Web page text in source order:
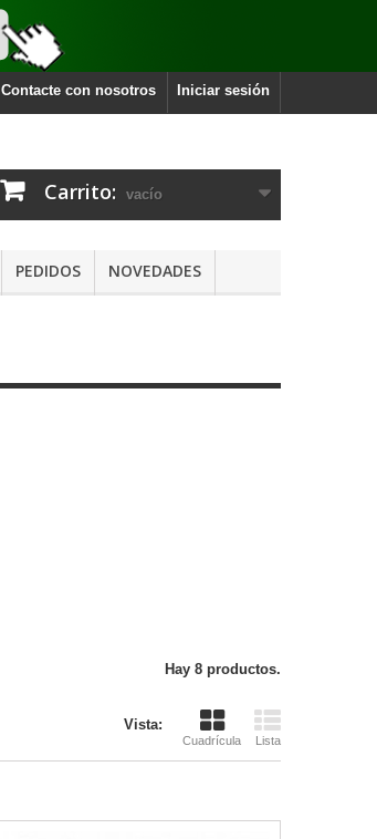
Iniciar sesión
Contacte con nosotros
Carrito: vacío
PEDIDOS NOVEDADES
Hay 8 productos.
Vista:
Cuadrícula Lista